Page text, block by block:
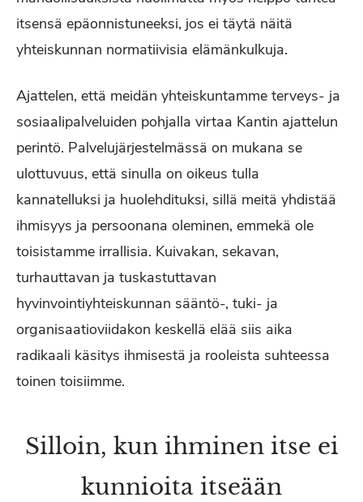
itsensä epäonnistuneeksi, jos ei täytä näitä
yhteiskunnan normatiivisia elämänkulkuja.
Ajattelen, että meidän yhteiskuntamme terveys- ja
sosiaalipalveluiden pohjalla virtaa Kantin ajattelun
perintö. Palvelujärjestelmässä on mukana se
ulottuvuus, että sinulla on oikeus tulla
kannatelluksi ja huolehdituksi, sillä meitä yhdistää
ihmisyys ja persoonana oleminen, emmekä ole
toisistamme irrallisia. Kuivakan, sekavan,
turhauttavan ja tuskastuttavan
hyvinvointiyhteiskunnan sääntö-, tuki- ja
organisaatioviidakon keskellä elää siis aika
radikaali käsitys ihmisestä ja rooleista suhteessa
toinen toisiimme.
Silloin, kun ihminen itse ei
kunnioita itseään